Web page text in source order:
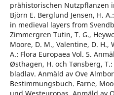
prähistorischen Nutzpflanzen
Björn E. Berglund Jensen, H.
in medieval layers from
Zimmergren Tutin, T. G.,
Moore, D. M., Valentine, D. H.,
A.: Flora Europaea Vol. 5.
Østhagen, H. och Tønsberg,
bladlav. Anmäld av Ove
Bestimmungsbuch. Farne,
und Westeuropas. Anmäld av